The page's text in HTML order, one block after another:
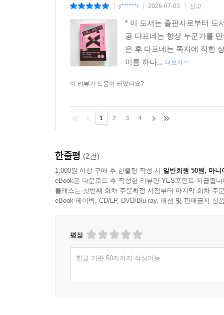
y******r 2026-07-03 신고
* 이 도서는 출판사로부터 도
공 다프네는 항상 누군가를
은 후 다프네는 쪽지에 적힌
이름 하나... 더보기
이 리뷰가 도움이 되었나요?
1 2 3 4
한줄평 (2건)
1,000원 이상 구매 후 한줄평 작성 시 일반회원 50원, 마니
eBook은 다운로드 후 작성한 리뷰만 YES포인트 지급됩니
클래스는 첫번째 회차 주문확정 시점부터 마지막 회차 주
eBook 페이백, CD/LP, DVD/Blu-ray, 패션 및 판매금지 상
평점
한글 기준 50자까지 작성가능